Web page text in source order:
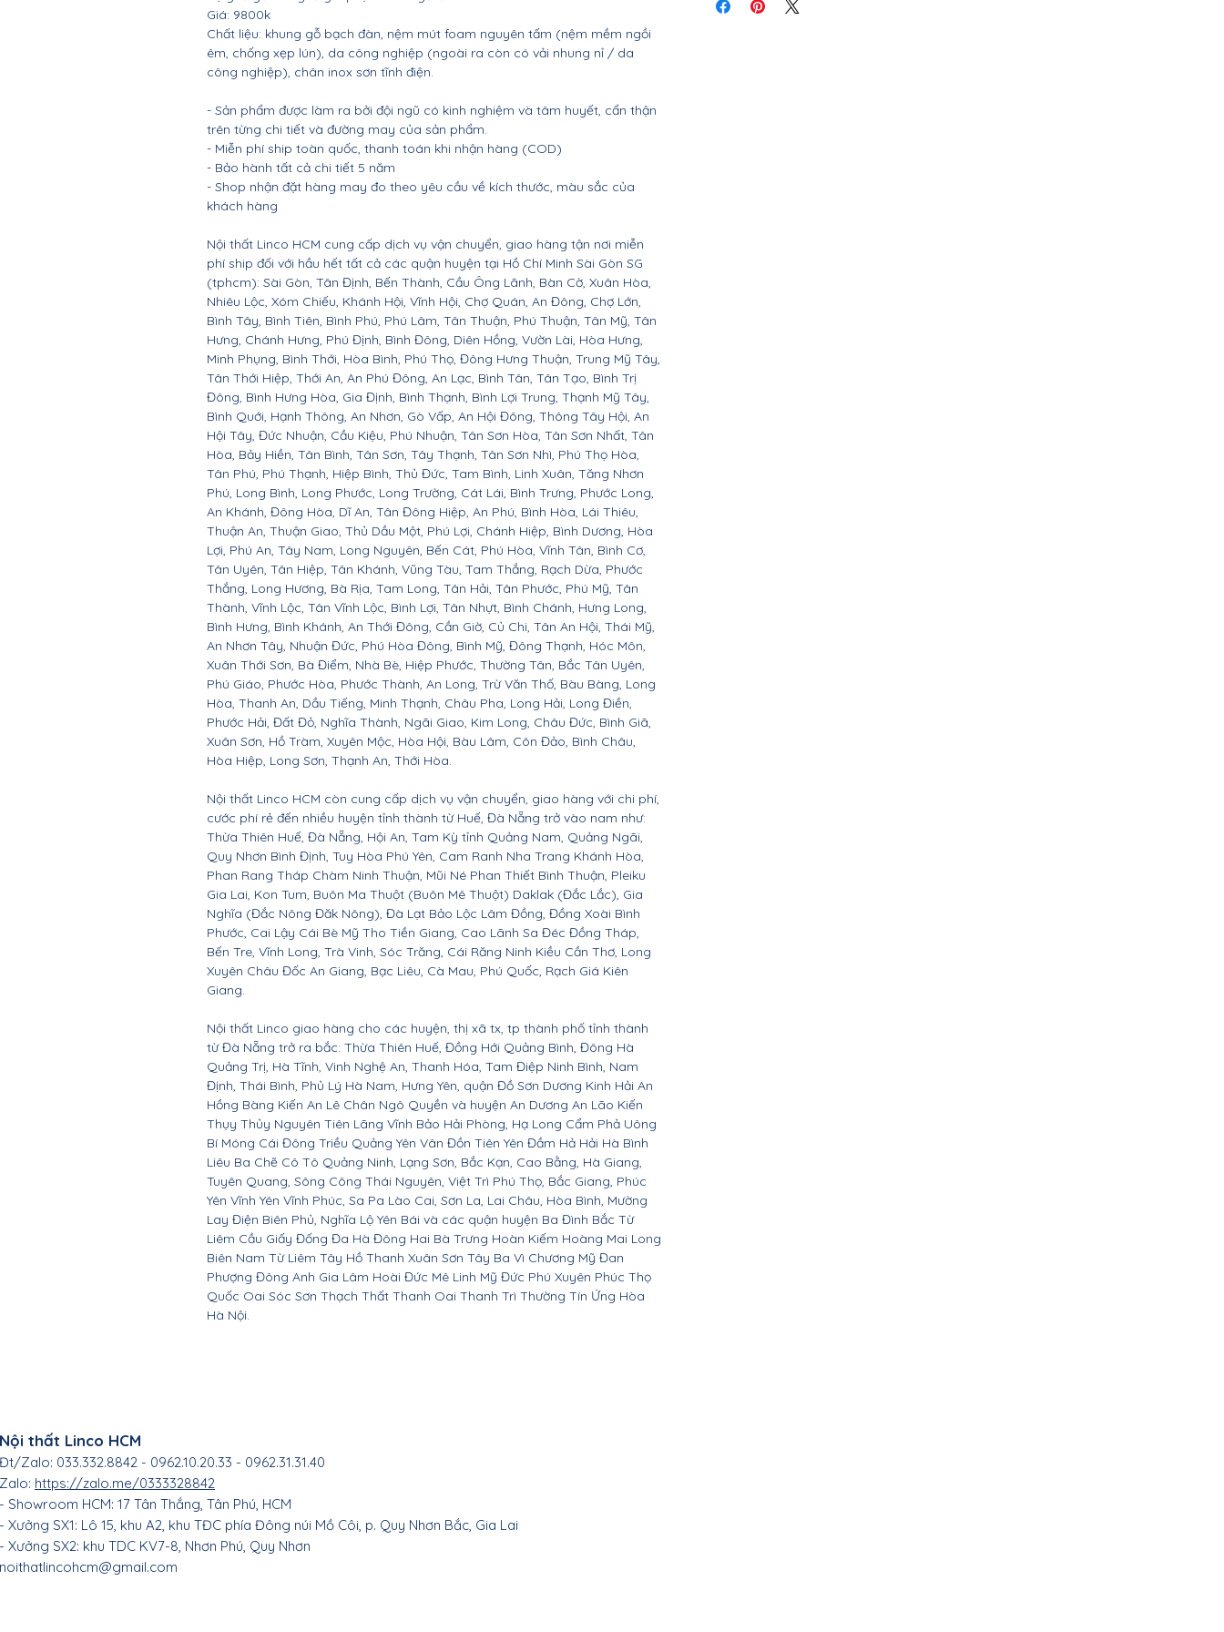
Giá: 9800k
Chất liệu: khung gỗ bạch đàn, nệm mút foam nguyên tấm (nệm mềm ngồi
êm, chống xẹp lún), da công nghiệp (ngoài ra còn có vải nhung nỉ / da
công nghiệp), chân inox sơn tĩnh điện.
- Sản phẩm được làm ra bởi đội ngũ có kinh nghiệm và tâm huyết, cẩn thận
trên từng chi tiết và đường may của sản phẩm.
- Miễn phí ship toàn quốc, thanh toán khi nhận hàng (COD)
- Bảo hành tất cả chi tiết 5 năm
- Shop nhận đặt hàng may đo theo yêu cầu về kích thước, màu sắc của
khách hàng
Nội thất Linco HCM cung cấp dịch vụ vận chuyển, giao hàng tận nơi miễn
phí ship đối với hầu hết tất cả các quận huyện tại Hồ Chí Minh Sài Gòn SG
(tphcm): Sài Gòn, Tân Định, Bến Thành, Cầu Ông Lãnh, Bàn Cờ, Xuân Hòa,
Nhiêu Lộc, Xóm Chiếu, Khánh Hội, Vĩnh Hội, Chợ Quán, An Đông, Chợ Lớn,
Bình Tây, Bình Tiên, Bình Phú, Phú Lâm, Tân Thuận, Phú Thuận, Tân Mỹ, Tân
Hưng, Chánh Hưng, Phú Định, Bình Đông, Diên Hồng, Vườn Lài, Hòa Hưng,
Minh Phụng, Bình Thới, Hòa Bình, Phú Thọ, Đông Hưng Thuận, Trung Mỹ Tây,
Tân Thới Hiệp, Thới An, An Phú Đông, An Lạc, Bình Tân, Tân Tạo, Bình Trị
Đông, Bình Hưng Hòa, Gia Định, Bình Thạnh, Bình Lợi Trung, Thạnh Mỹ Tây,
Bình Quới, Hạnh Thông, An Nhơn, Gò Vấp, An Hội Đông, Thông Tây Hội, An
Hội Tây, Đức Nhuận, Cầu Kiệu, Phú Nhuận, Tân Sơn Hòa, Tân Sơn Nhất, Tân
Hòa, Bảy Hiền, Tân Bình, Tân Sơn, Tây Thạnh, Tân Sơn Nhì, Phú Thọ Hòa,
Tân Phú, Phú Thạnh, Hiệp Bình, Thủ Đức, Tam Bình, Linh Xuân, Tăng Nhơn
Phú, Long Bình, Long Phước, Long Trường, Cát Lái, Bình Trưng, Phước Long,
An Khánh, Đông Hòa, Dĩ An, Tân Đông Hiệp, An Phú, Bình Hòa, Lái Thiêu,
Thuận An, Thuận Giao, Thủ Dầu Một, Phú Lợi, Chánh Hiệp, Bình Dương, Hòa
Lợi, Phú An, Tây Nam, Long Nguyên, Bến Cát, Phú Hòa, Vĩnh Tân, Bình Cơ,
Tân Uyên, Tân Hiệp, Tân Khánh, Vũng Tàu, Tam Thắng, Rạch Dừa, Phước
Thắng, Long Hương, Bà Rịa, Tam Long, Tân Hải, Tân Phước, Phú Mỹ, Tân
Thành, Vĩnh Lộc, Tân Vĩnh Lộc, Bình Lợi, Tân Nhựt, Bình Chánh, Hưng Long,
Bình Hưng, Bình Khánh, An Thới Đông, Cần Giờ, Củ Chi, Tân An Hội, Thái Mỹ,
An Nhơn Tây, Nhuận Đức, Phú Hòa Đông, Bình Mỹ, Đông Thạnh, Hóc Môn,
Xuân Thới Sơn, Bà Điểm, Nhà Bè, Hiệp Phước, Thường Tân, Bắc Tân Uyên,
Phú Giáo, Phước Hòa, Phước Thành, An Long, Trừ Văn Thố, Bàu Bàng, Long
Hòa, Thanh An, Dầu Tiếng, Minh Thạnh, Châu Pha, Long Hải, Long Điền,
Phước Hải, Đất Đỏ, Nghĩa Thành, Ngãi Giao, Kim Long, Châu Đức, Bình Giã,
Xuân Sơn, Hồ Tràm, Xuyên Mộc, Hòa Hội, Bàu Lâm, Côn Đảo, Bình Châu,
Hòa Hiệp, Long Sơn, Thạnh An, Thới Hòa.
Nội thất Linco HCM còn cung cấp dịch vụ vận chuyển, giao hàng với chi phí,
cước phí rẻ đến nhiều huyện tỉnh thành từ Huế, Đà Nẵng trở vào nam như:
Thừa Thiên Huế, Đà Nẵng, Hội An, Tam Kỳ tỉnh Quảng Nam, Quảng Ngãi,
Quy Nhơn Bình Định, Tuy Hòa Phú Yên, Cam Ranh Nha Trang Khánh Hòa,
Phan Rang Tháp Chàm Ninh Thuận, Mũi Né Phan Thiết Bình Thuận, Pleiku
Gia Lai, Kon Tum, Buôn Ma Thuột (Buôn Mê Thuột) Daklak (Đắc Lắc), Gia
Nghĩa (Đắc Nông Đăk Nông), Đà Lạt Bảo Lộc Lâm Đồng, Đồng Xoài Bình
Phước, Cai Lậy Cái Bè Mỹ Tho Tiền Giang, Cao Lãnh Sa Đéc Đồng Tháp,
Bến Tre, Vĩnh Long, Trà Vinh, Sóc Trăng, Cái Răng Ninh Kiều Cần Thơ, Long
Xuyên Châu Đốc An Giang, Bạc Liêu, Cà Mau, Phú Quốc, Rạch Giá Kiên
Giang.
Nội thất Linco giao hàng cho các huyện, thị xã tx, tp thành phố tỉnh thành
từ Đà Nẵng trở ra bắc: Thừa Thiên Huế, Đồng Hới Quảng Bình, Đông Hà
Quảng Trị, Hà Tĩnh, Vinh Nghệ An, Thanh Hóa, Tam Điệp Ninh Bình, Nam
Định, Thái Bình, Phủ Lý Hà Nam, Hưng Yên, quận Đồ Sơn Dương Kinh Hải An
Hồng Bàng Kiến An Lê Chân Ngô Quyền và huyện An Dương An Lão Kiến
Thụy Thủy Nguyên Tiên Lãng Vĩnh Bảo Hải Phòng, Hạ Long Cẩm Phả Uông
Bí Móng Cái Đông Triều Quảng Yên Vân Đồn Tiên Yên Đầm Hả Hải Hà Bình
Liêu Ba Chẽ Cô Tô Quảng Ninh, Lạng Sơn, Bắc Kạn, Cao Bằng, Hà Giang,
Tuyên Quang, Sông Công Thái Nguyên, Việt Trì Phú Thọ, Bắc Giang, Phúc
Yên Vĩnh Yên Vĩnh Phúc, Sa Pa Lào Cai, Sơn La, Lai Châu, Hòa Bình, Mường
Lay Điện Biên Phủ, Nghĩa Lộ Yên Bái và các quận huyện Ba Đình Bắc Từ
Liêm Cầu Giấy Đống Đa Hà Đông Hai Bà Trưng Hoàn Kiếm Hoàng Mai Long
Biên Nam Từ Liêm Tây Hồ Thanh Xuân Sơn Tây Ba Vì Chương Mỹ Đan
Phượng Đông Anh Gia Lâm Hoài Đức Mê Linh Mỹ Đức Phú Xuyên Phúc Thọ
Quốc Oai Sóc Sơn Thạch Thất Thanh Oai Thanh Trì Thường Tín Ứng Hòa
Hà Nội.
Nội thất Linco HCM
Đt/Zalo: 033.332.8842 - 0962.10.20.33 - 0962.31.31.40
Zalo: https://zalo.me/0333328842
- Showroom HCM: 17 Tân Thắng, Tân Phú, HCM
- Xưởng SX1: Lô 15, khu A2, khu TĐC phía Đông núi Mồ Côi, p. Quy Nhơn Bắc, Gia Lai
- Xưởng SX2: khu TDC KV7-8, Nhơn Phú, Quy Nhơn
noithatlincohcm@gmail.com